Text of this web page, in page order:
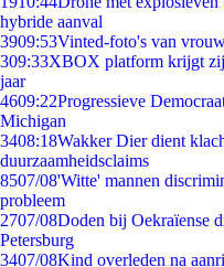
hybride aanval
3909:53Vinted-foto's van
309:33XBOX platform krijgt
jaar
4609:22Progressieve
Michigan
3408:18Wakker Dier dient
duurzaamheidsclaims
8507/08'Witte' mannen
probleem
2707/08Doden bij Oekraïense
Petersburg
3407/08Kind overleden na